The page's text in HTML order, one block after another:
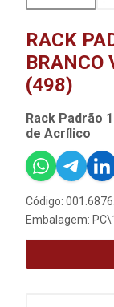
RACK
BRANCO
(498)
Rack Padrão
de Acrílico
Código:
Embalagem: